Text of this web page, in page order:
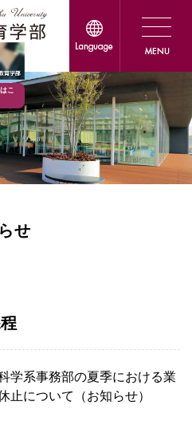
こ
せ
学系事務部の夏季における業
止について（お知らせ）